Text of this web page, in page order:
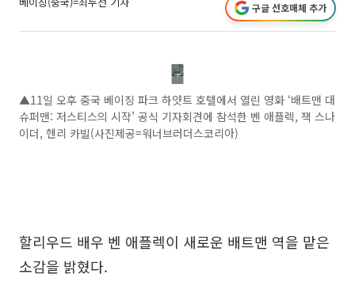
구글 선호매체 추가
▲11일 오후 중국 베이징 파크 하얏트 호텔에서 열린 영화 ‘배트맨 대
슈퍼맨: 저스티스의 시작’ 공식 기자회견에 참석한 벤 애플렉, 잭 스나
이더, 헨리 카빌(사진제공=워너브러더스코리아)
할리우드 배우 벤 애플렉이 새로운 배트맨 역을 맡은
소감을 밝혔다.